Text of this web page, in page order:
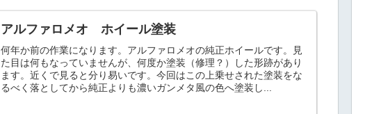
アルファロメオ ホイール塗装
何年か前の作業になります。アルファロメオの純正ホイールです。見
た目は何もなっていませんが、何度か塗装（修理？）した形跡があり
ます。近くで見ると分り易いです。今回はこの上乗せされた塗装をな
るべく落としてから純正よりも濃いガンメタ風の色へ塗装し...